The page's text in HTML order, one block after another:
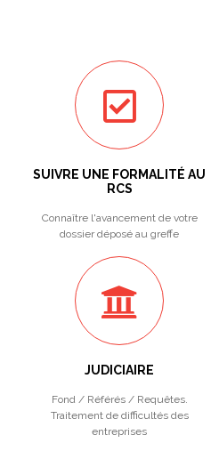
SUIVRE UNE FORMALITÉ AU
RCS
Connaître l'avancement de votre
dossier déposé au greffe
JUDICIAIRE
Fond / Référés / Requêtes.
Traitement de difficultés des
entreprises